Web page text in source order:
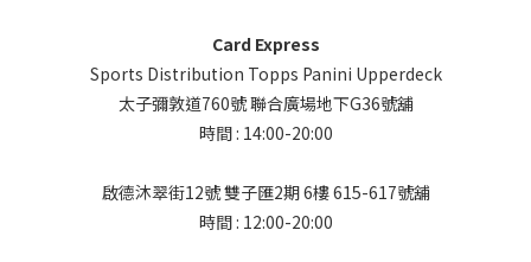
Card Express
Sports Distribution Topps Panini Upperdeck
太子彌敦道760號 聯合廣場地下G36號舖
時間 : 14:00-20:00
啟德沐翠街12號 雙子匯2期 6樓 615-617號舖
時間 : 12:00-20:00